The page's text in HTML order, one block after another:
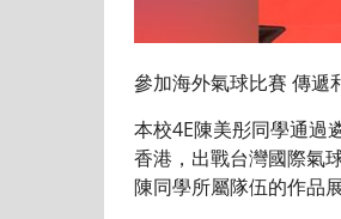
參加海外氣球比賽 傳遞
本校4E陳美彤同學通過
香港，出戰台灣國際氣
陳同學所屬隊伍的作品